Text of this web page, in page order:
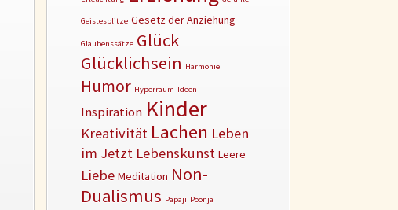
Geistesblitze Gesetz der Anziehung
Glaubenssätze Glück
Glücklichsein Harmonie
Humor Hyperraum Ideen
Inspiration Kinder
Kreativität Lachen Leben
im Jetzt Lebenskunst Leere
Liebe Meditation Non-
Dualismus Papaji Poonja